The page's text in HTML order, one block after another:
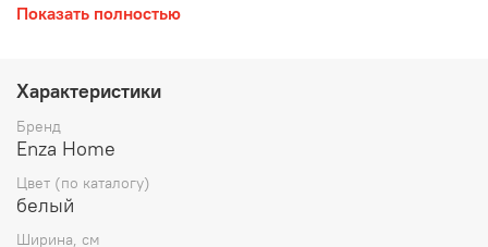
многофункциональность делает его идеальным для
оптимальный стол для вашего пространства.
Круглая верхняя поверхность и матовая лакированная
отделка подчеркивают современный подход к дизайну,
создавая простой, но эффектный элемент.
делает его идеальным для активного образа жизни и
различных социальных мероприятий.
Показать полностью
Характеристики
Бренд
Enza Home
Цвет (по каталогу)
белый
Ширина, см